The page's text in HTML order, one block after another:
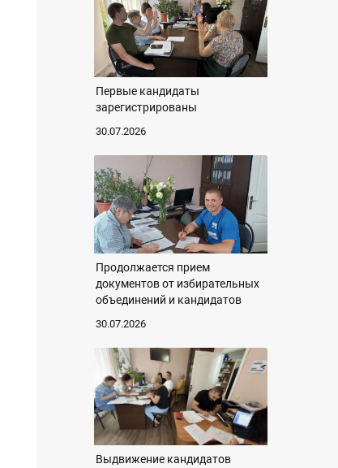
Первые кандидаты
зарегистрированы
30.07.2026
Продолжается прием
документов от избирательных
объединений и кандидатов
30.07.2026
Выдвижение кандидатов